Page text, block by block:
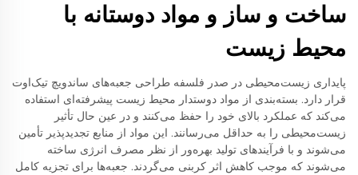
ساخت و ساز و مواد دوستانه با
محیط زیست
پایداری زیست‌محیطی در صدر فلسفه طراحی جعبه‌های ساندویچ تیک‌اوت
قرار دارد. بسته‌بندی از مواد دوستدار محیط زیست پیشرفته‌ای استفاده
می‌کند که عملکرد بالای خود را حفظ می‌کنند و در عین حال تأثیر
زیست‌محیطی را به حداقل می‌رسانند. این مواد از منابع تجدیدپذیر تأمین
می‌شوند و با فرآیندهای تولید بهره‌ور از نظر مصرف انرژی ساخته
می‌شوند که موجب کاهش اثر کربنی می‌گردند. جعبه‌ها برای تجزیه کامل